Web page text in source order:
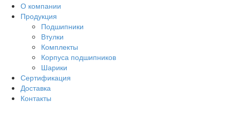
О компании
Продукция
Подшипники
Втулки
Комплекты
Корпуса подшипников
Шарики
Сертификация
Доставка
Контакты